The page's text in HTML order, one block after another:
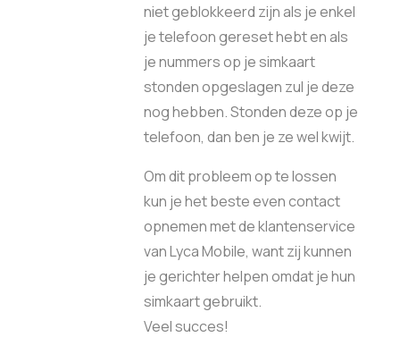
niet geblokkeerd zijn als je enkel
je telefoon gereset hebt en als
je nummers op je simkaart
stonden opgeslagen zul je deze
nog hebben. Stonden deze op je
telefoon, dan ben je ze wel kwijt.
Om dit probleem op te lossen
kun je het beste even contact
opnemen met de klantenservice
van Lyca Mobile, want zij kunnen
je gerichter helpen omdat je hun
simkaart gebruikt.
Veel succes!